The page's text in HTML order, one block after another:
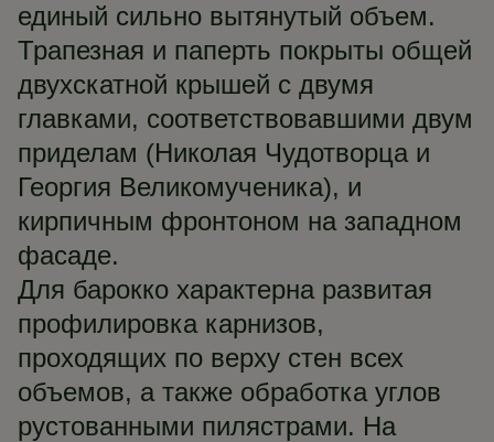
единый сильно вытянутый объем.
Трапезная и паперть покрыты общей
двухскатной крышей с двумя
главками, соответствовавшими двум
приделам (Николая Чудотворца и
Георгия Великомученика), и
кирпичным фронтоном на западном
фасаде.
Для барокко характерна развитая
профилировка карнизов,
проходящих по верху стен всех
объемов, а также обработка углов
рустованными пилястрами. На